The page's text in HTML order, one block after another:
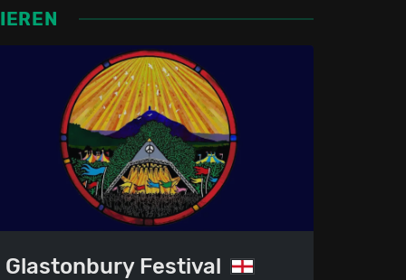
Glastonbury Festival